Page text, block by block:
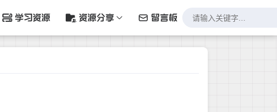
学习资源 资源分享 留言板